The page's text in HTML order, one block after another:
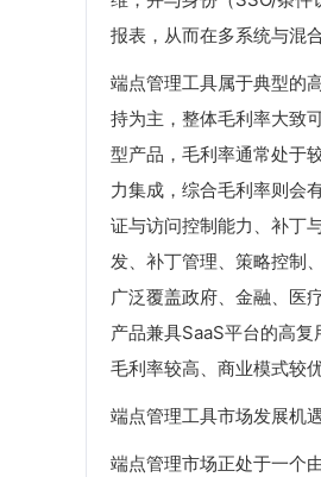
报表，从而在多系统与混
端点管理工具属于典型的
持为主，整体毛利率大致
型产品，毛利率通常处于
力集成，综合毛利率则会
证与访问控制能力、补丁
发、补丁管理、策略控制
广泛覆盖政府、金融、医
产品兼具SaaS平台的高
毛利率较高、商业模式较
端点管理工具市场发展机
端点管理市场正处于一个